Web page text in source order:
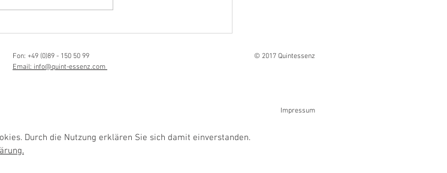
Fon: +49 (0)89 - 150 50 99
Email: info@quint-essenz.com
© 2017 Quintessenz
Impressum
Durch die Nutzung erklären Sie sich damit einverstanden.